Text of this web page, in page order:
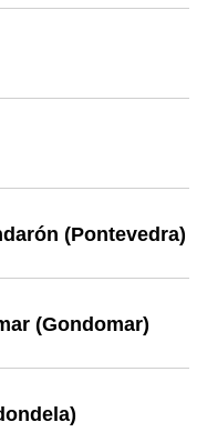
(Pontevedra)
(Gondomar)